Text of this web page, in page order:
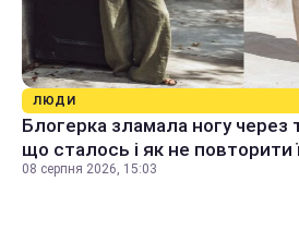
ЛЮДИ
Блогерка зламала ногу через
що сталось і як не повторити
08 серпня 2026, 15:03